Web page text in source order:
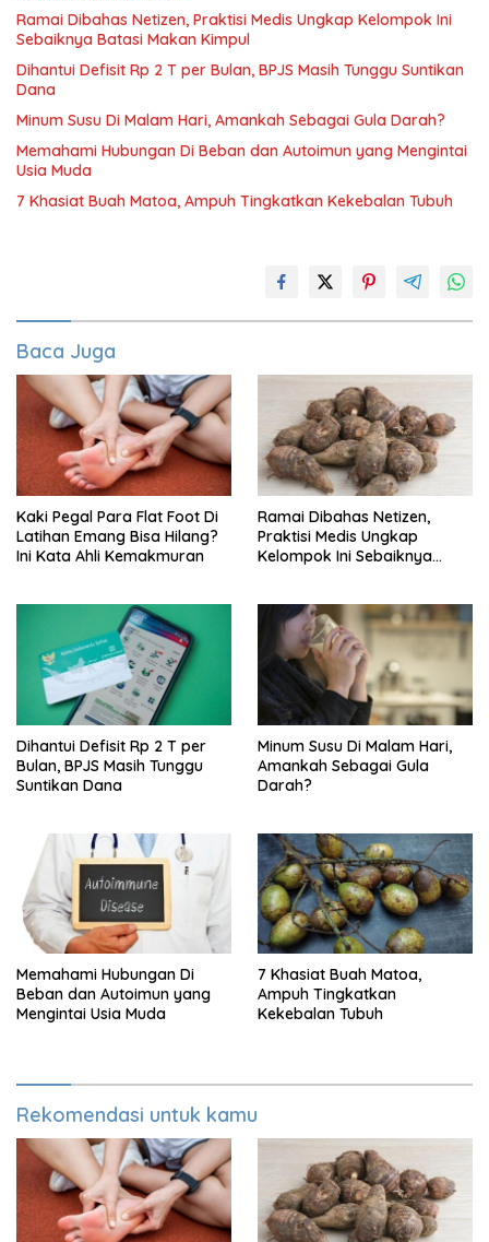
Ramai Dibahas Netizen, Praktisi Medis Ungkap Kelompok Ini
Sebaiknya Batasi Makan Kimpul
Dihantui Defisit Rp 2 T per Bulan, BPJS Masih Tunggu Suntikan
Dana
Minum Susu Di Malam Hari, Amankah Sebagai Gula Darah?
Memahami Hubungan Di Beban dan Autoimun yang Mengintai
Usia Muda
7 Khasiat Buah Matoa, Ampuh Tingkatkan Kekebalan Tubuh
Baca Juga
Kaki Pegal Para Flat Foot Di
Latihan Emang Bisa Hilang?
Ini Kata Ahli Kemakmuran
Ramai Dibahas Netizen,
Praktisi Medis Ungkap
Kelompok Ini Sebaiknya
Dihantui Defisit Rp 2 T per
Bulan, BPJS Masih Tunggu
Suntikan Dana
Minum Susu Di Malam Hari,
Amankah Sebagai Gula
Darah?
Memahami Hubungan Di
Beban dan Autoimun yang
Mengintai Usia Muda
7 Khasiat Buah Matoa,
Ampuh Tingkatkan
Kekebalan Tubuh
Rekomendasi untuk kamu